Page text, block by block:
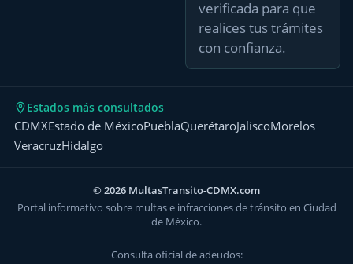
verificada para que
realices tus trámites
con confianza.
Estados más consultados
CDMXEstado de MéxicoPueblaQuerétaroJaliscoMorelos
VeracruzHidalgo
© 2026 MultasTransito-CDMX.com
Portal informativo sobre multas e infracciones de tránsito en Ciudad
de México.
Consulta oficial de adeudos: